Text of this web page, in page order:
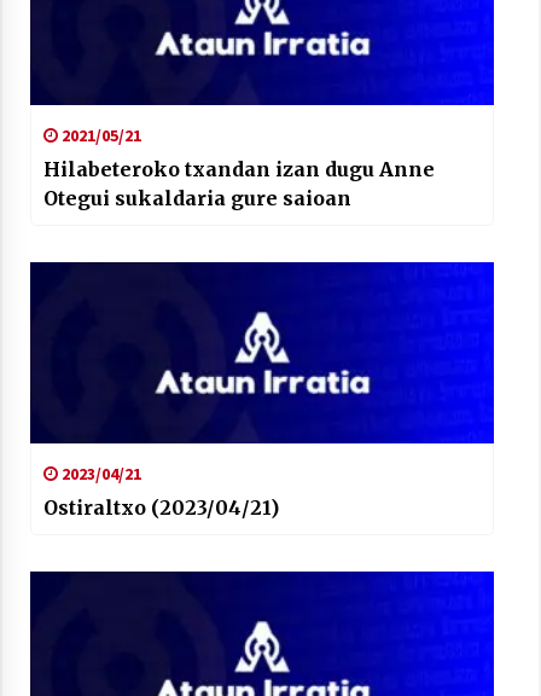
2021/05/21
Hilabeteroko txandan izan dugu Anne
Otegui sukaldaria gure saioan
2023/04/21
Ostiraltxo (2023/04/21)